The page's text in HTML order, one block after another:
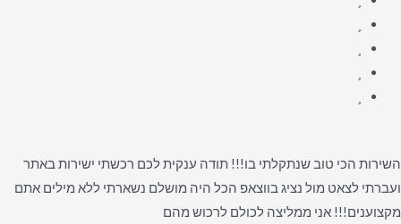
השירות הכי טוב שנתקלתי בו!!! תודה ענקית לכם רכשתי ישירות באתר
ועברתי לצאט מול נציג בווצאפ הכל היה מושלם נשארתי ללא מילים אתם
מקצוענים!!! אני ממליצה לכולם לרכוש מהם